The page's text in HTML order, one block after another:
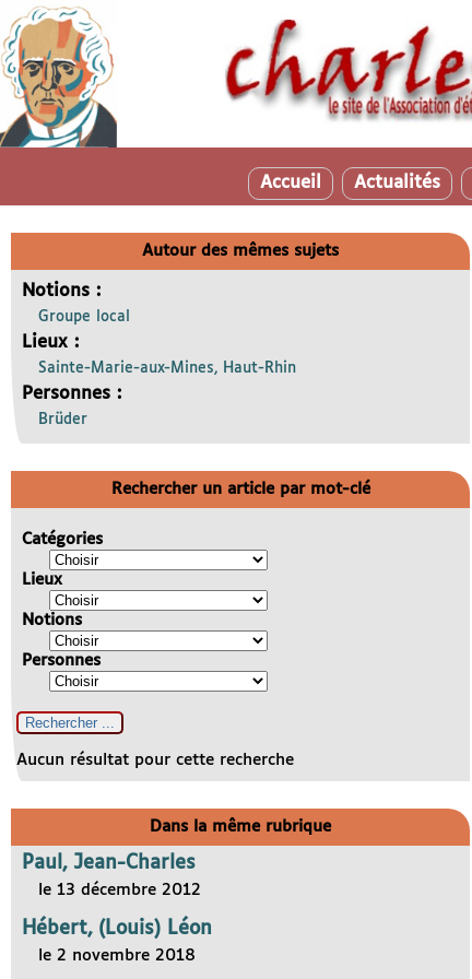
Accueil Actualités
Autour des mêmes sujets
Notions :
Groupe local
Lieux :
Sainte-Marie-aux-Mines, Haut-Rhin
Personnes :
Brüder
Rechercher un article par mot-clé
Catégories
Lieux
Notions
Personnes
Aucun résultat pour cette recherche
Dans la même rubrique
Paul, Jean-Charles
le 13 décembre 2012
Hébert, (Louis) Léon
le 2 novembre 2018